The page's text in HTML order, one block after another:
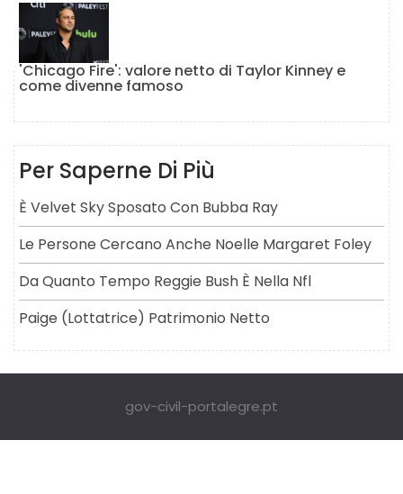
'Chicago Fire': valore netto di Taylor Kinney e
come divenne famoso
Per Saperne Di Più
È Velvet Sky Sposato Con Bubba Ray
Le Persone Cercano Anche Noelle Margaret Foley
Da Quanto Tempo Reggie Bush È Nella Nfl
Paige (lottatrice) Patrimonio Netto
gov-civil-portalegre.pt